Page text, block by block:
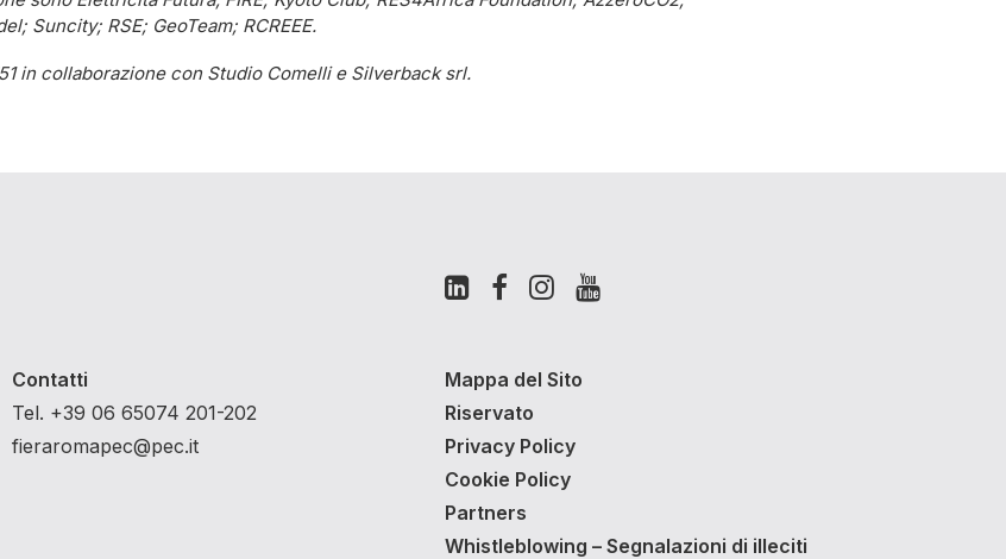
Suncity; RSE; GeoTeam; RCREEE.
in collaborazione con Studio Comelli e Silverback srl.
Contatti
Tel. +39 06 65074 201-202
fieraromapec@pec.it
Mappa del Sito
Riservato
Privacy Policy
Cookie Policy
Partners
Whistleblowing – Segnalazioni di illeciti